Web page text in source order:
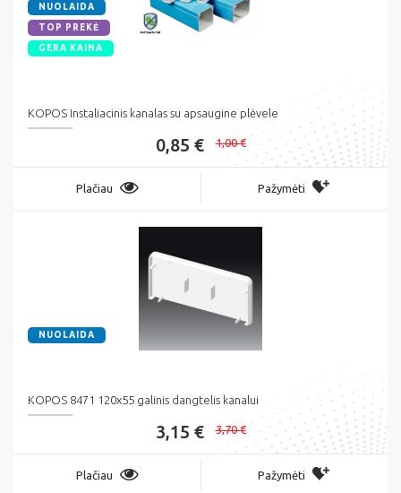
NUOLAIDA
TOP PREKĖ
GERA KAINA
KOPOS Instaliacinis kanalas su apsaugine plėvele
0,85 € 1,00 €
Plačiau Pažymėti
NUOLAIDA
KOPOS 8471 120x55 galinis dangtelis kanalui
3,15 € 3,70 €
Plačiau Pažymėti